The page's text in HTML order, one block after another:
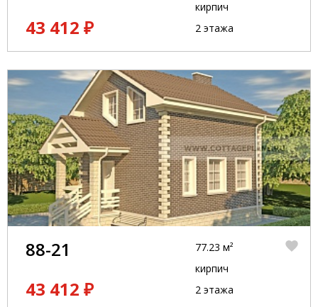
43 412 ₽
кирпич
2 этажа
88-21
43 412 ₽
77.23 м²
кирпич
2 этажа